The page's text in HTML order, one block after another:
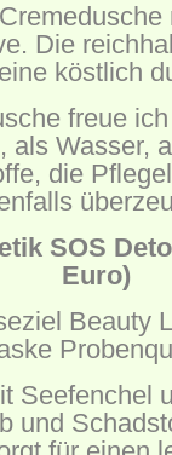
Die
köstlich
freue
als Wasser,
die
SOS
Euro)
Seefenchel
und